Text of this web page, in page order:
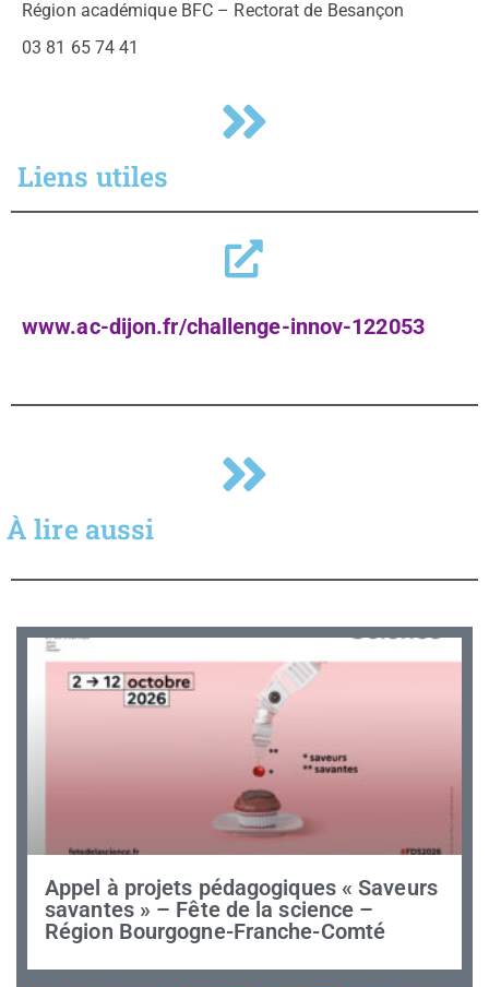
Région académique BFC – Rectorat de Besançon
03 81 65 74 41
Liens utiles
www.ac-dijon.fr/challenge-innov-122053
À lire aussi
Appel à projets pédagogiques « Saveurs
savantes » – Fête de la science –
Région Bourgogne-Franche-Comté